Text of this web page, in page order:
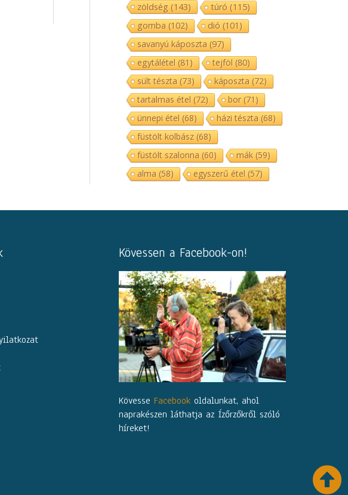
zöldség(143) túró (115)
gomba (102) dió (101)
savanyú káposzta (97)
egytálétel (81) tejföl (80)
sült tészta (73) káposzta (72)
tartalmas étel (72) bor(71)
ünnepi étel (68) házi tészta (68)
füstölt kolbász(68)
füstölt szalonna (60) mák(59)
alma (58) egyszerű étel (57)
Kövessen a Facebook-on!
Kövesse Facebook oldalunkat, ahol
naprakészen láthatja az Ízőrzőkről szóló
híreket!